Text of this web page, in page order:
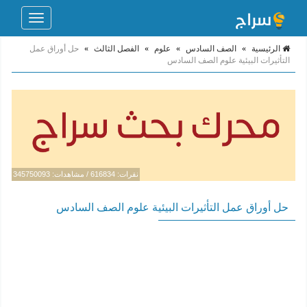
Toggle
الرئيسية » الصف السادس » علوم » الفصل الثالث » حل أوراق عمل
التأثيرات البيئية علوم الصف السادس
نقرات: 616834 / مشاهدات: 345750093
حل أوراق عمل التأثيرات البيئية علوم الصف السادس